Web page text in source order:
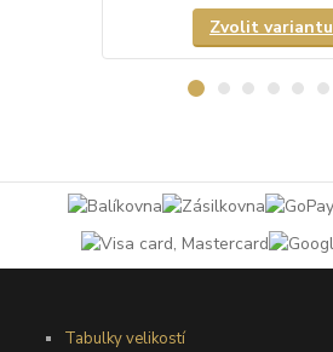
Zvolit variantu
Tabulky velikostí